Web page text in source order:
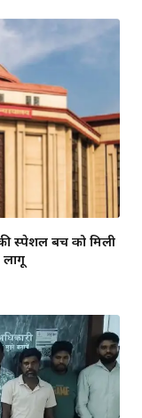
की स्पेशल बेंच को मिली
लागू